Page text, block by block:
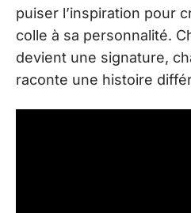
puiser l’inspiration pour
colle à sa personnalité.
devient une signature,
raconte une histoire